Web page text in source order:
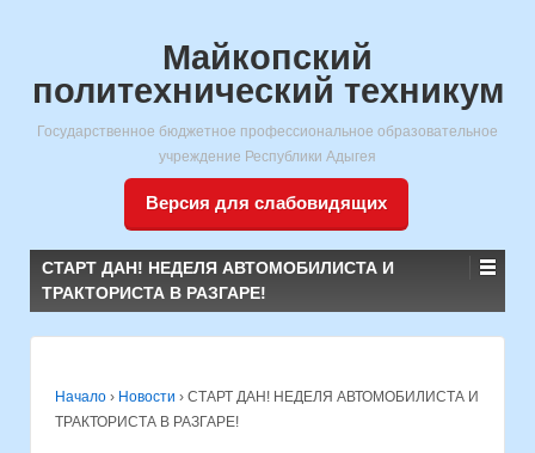
Майкопский
политехнический техникум
Государственное бюджетное профессиональное образовательное
учреждение Республики Адыгея
Версия для слабовидящих
СТАРТ ДАН! НЕДЕЛЯ АВТОМОБИЛИСТА И
ТРАКТОРИСТА В РАЗГАРЕ!
Начало › Новости › СТАРТ ДАН! НЕДЕЛЯ АВТОМОБИЛИСТА И
ТРАКТОРИСТА В РАЗГАРЕ!